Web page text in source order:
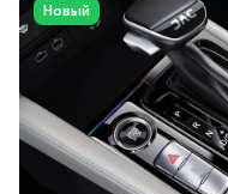
Новый